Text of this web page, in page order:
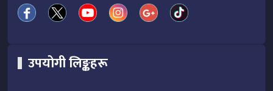
उपयोगी लिङ्कहरू